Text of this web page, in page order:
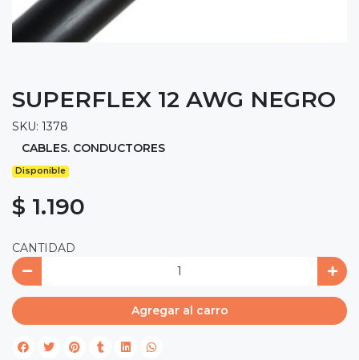
SUPERFLEX 12 AWG NEGRO
SKU: 1378
CABLES. CONDUCTORES
Disponible
$ 1.190
CANTIDAD
Agregar al carro